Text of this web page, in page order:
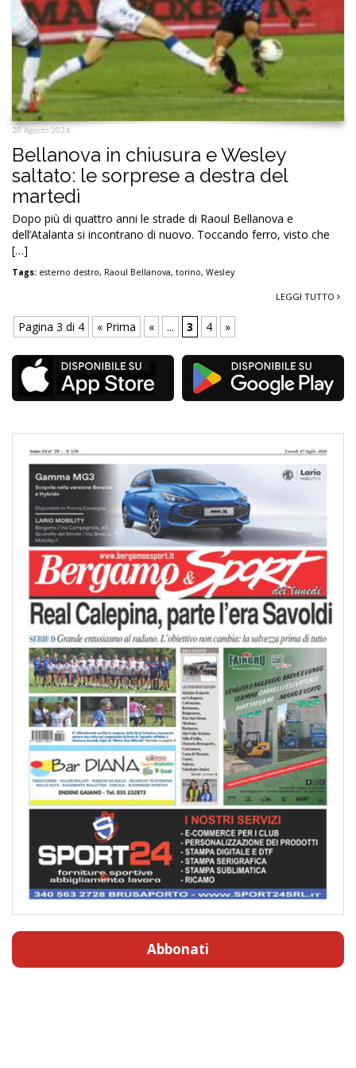
20 Agosto 2024
Bellanova in chiusura e Wesley
saltato: le sorprese a destra del
martedì
Dopo più di quattro anni le strade di Raoul Bellanova e
dell’Atalanta si incontrano di nuovo. Toccando ferro, visto che
[…]
Tags: esterno destro, Raoul Bellanova, torino, Wesley
LEGGI TUTTO
Pagina 3 di 4 « Prima « ... 3 4 »
Abbonati